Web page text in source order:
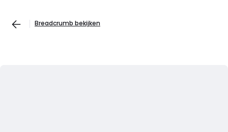
Breadcrumb bekijken